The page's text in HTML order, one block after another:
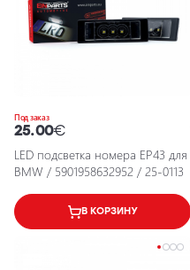
Под заказ
25.00€
LED подсветка номера EP43 для
BMW / 5901958632952 / 25-0113
В КОРЗИНУ